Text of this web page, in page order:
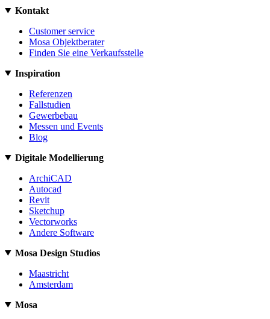
Kontakt
Customer service
Mosa Objektberater
Finden Sie eine Verkaufsstelle
Inspiration
Referenzen
Fallstudien
Gewerbebau
Messen und Events
Blog
Digitale Modellierung
ArchiCAD
Autocad
Revit
Sketchup
Vectorworks
Andere Software
Mosa Design Studios
Maastricht
Amsterdam
Mosa